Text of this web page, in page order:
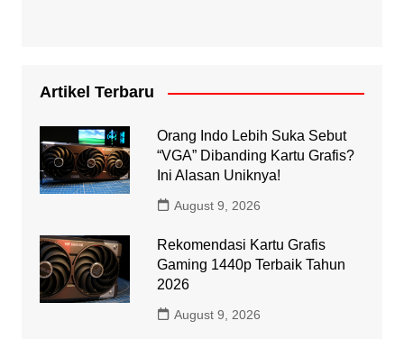
Artikel Terbaru
Orang Indo Lebih Suka Sebut
“VGA” Dibanding Kartu Grafis?
Ini Alasan Uniknya!
August 9, 2026
Rekomendasi Kartu Grafis
Gaming 1440p Terbaik Tahun
2026
August 9, 2026